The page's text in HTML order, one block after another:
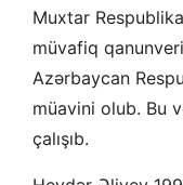
Muxtar
müvafiq
Azərbaycan
müavini olub. Bu
çalışıb.